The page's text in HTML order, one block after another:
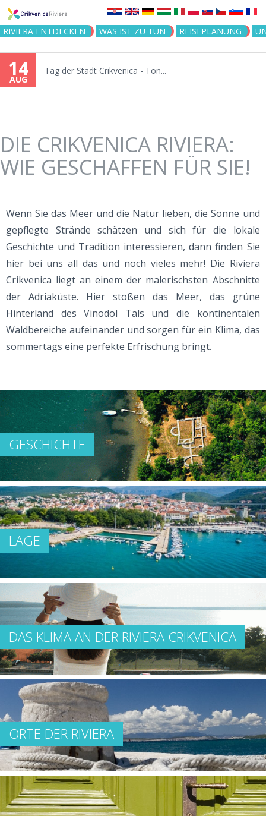
Jump to navigation
RIVIERA ENTDECKEN WAS IST ZU TUN REISEPLANUNG
14
AUG
Tag der Stadt Crikvenica - Ton...
DIE CRIKVENICA RIVIERA:
WIE GESCHAFFEN FÜR SIE!
Wenn Sie das Meer und die Natur lieben, die Sonne und
gepflegte Strände schätzen und sich für die lokale
Geschichte und Tradition interessieren, dann finden Sie
hier bei uns all das und noch vieles mehr! Die Riviera
Crikvenica liegt an einem der malerischsten Abschnitte
der Adriaküste. Hier stoßen das Meer, das grüne
Hinterland des Vinodol Tals und die kontinentalen
Waldbereiche aufeinander und sorgen für ein Klima, das
sommertags eine perfekte Erfrischung bringt.
GESCHICHTE
LAGE
DAS KLIMA AN DER RIVIERA CRIKVENICA
ORTE DER RIVIERA